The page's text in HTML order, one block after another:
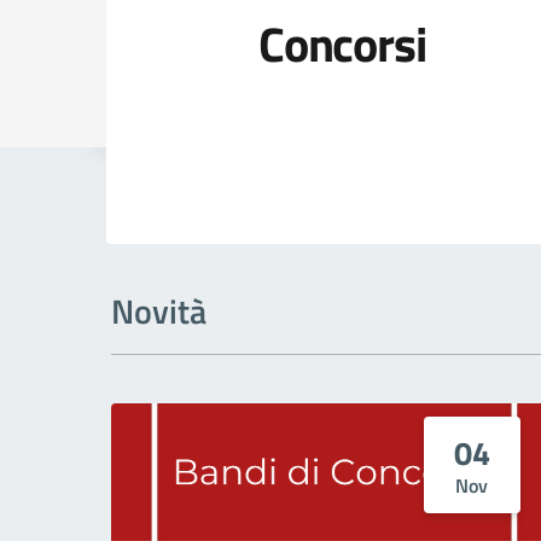
Concorsi
Novità
04
Nov